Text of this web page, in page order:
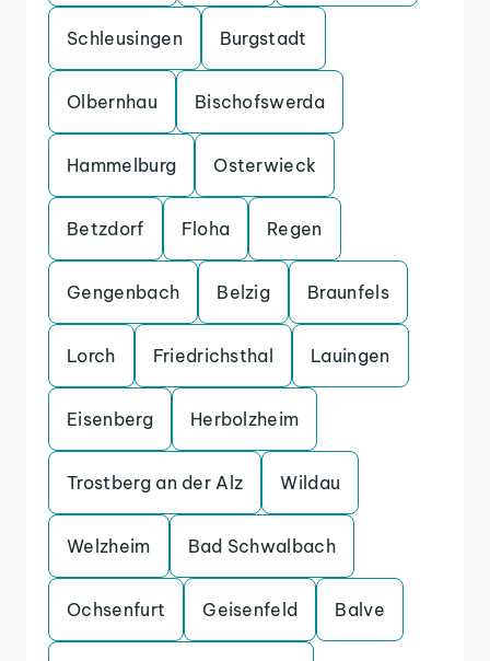
Schleusingen Burgstadt
Olbernhau Bischofswerda
Hammelburg Osterwieck
Betzdorf Floha Regen
Gengenbach Belzig Braunfels
Lorch Friedrichsthal Lauingen
Eisenberg Herbolzheim
Trostberg an der Alz Wildau
Welzheim Bad Schwalbach
Ochsenfurt Geisenfeld Balve